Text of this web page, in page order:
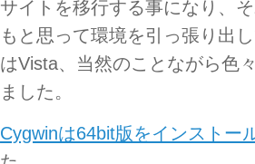
サイトを移行する事になり、
もと思って環境を引っ張り出
はVista、当然のことながら色
ました。
Cygwinは64bit版をインストー